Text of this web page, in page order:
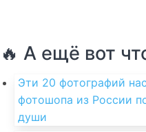
🔥 А ещё вот
Эти 20 фотографий
фотошопа из России
души